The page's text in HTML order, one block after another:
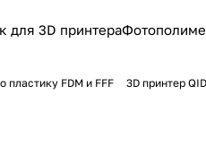
для 3D принтера
пластику FDM и FFF 3D принтер